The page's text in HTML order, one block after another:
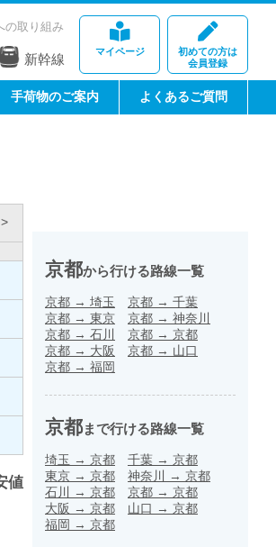
マイページ
初めての方は
会員登録
の取り組み
新幹線
手荷物のご案内 よくあるご質問
値
京都から行ける路線一覧
京都 → 埼玉 京都 → 千葉
京都 → 東京 京都 → 神奈川
京都 → 石川 京都 → 京都
京都 → 大阪 京都 → 山口
京都 → 福岡
京都まで行ける路線一覧
埼玉 → 京都 千葉 → 京都
東京 → 京都 神奈川 → 京都
石川
→ 京都 京都 → 京都
大阪 → 京都 山口 → 京都
福岡 → 京都